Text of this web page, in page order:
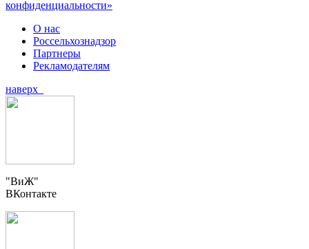
конфиденциальности»
О нас
Россельхознадзор
Партнеры
Рекламодателям
наверх
"ВиЖ"
ВКонтакте